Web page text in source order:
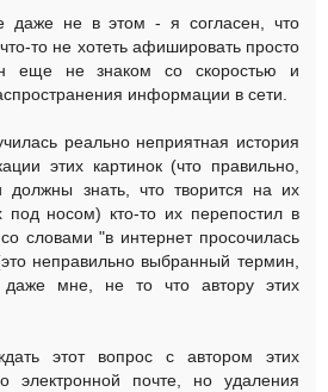
даже не в этом - я согласен, что
то не хотеть афишировать просто
еще не знаком со скоростью и
информации в сети.
реально неприятная история
этих картинок (что правильно,
должны знать, что творится на их
под носом) кто-то их перепостил в
словами "в интернет просочилась
неправильно выбранный термин,
даже мне, не то что автору этих
этот вопрос с автором этих
электронной почте, но удаления